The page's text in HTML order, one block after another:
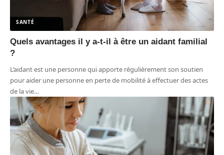
SANTÉ
Quels avantages il y a-t-il à être un aidant familial
?
L’aidant est une personne qui apporte régulièrement son soutien
pour aider une personne en perte de mobilité à effectuer des actes
de la vie…